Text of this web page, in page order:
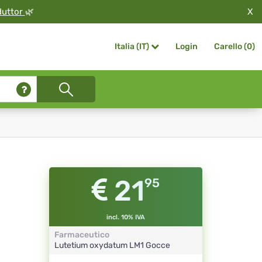
🌿 X
Italia (IT) Login Carello (0)
2195
incl. 10% IVA
Farmaceutico
Lutetium oxydatum LM1 Gocce